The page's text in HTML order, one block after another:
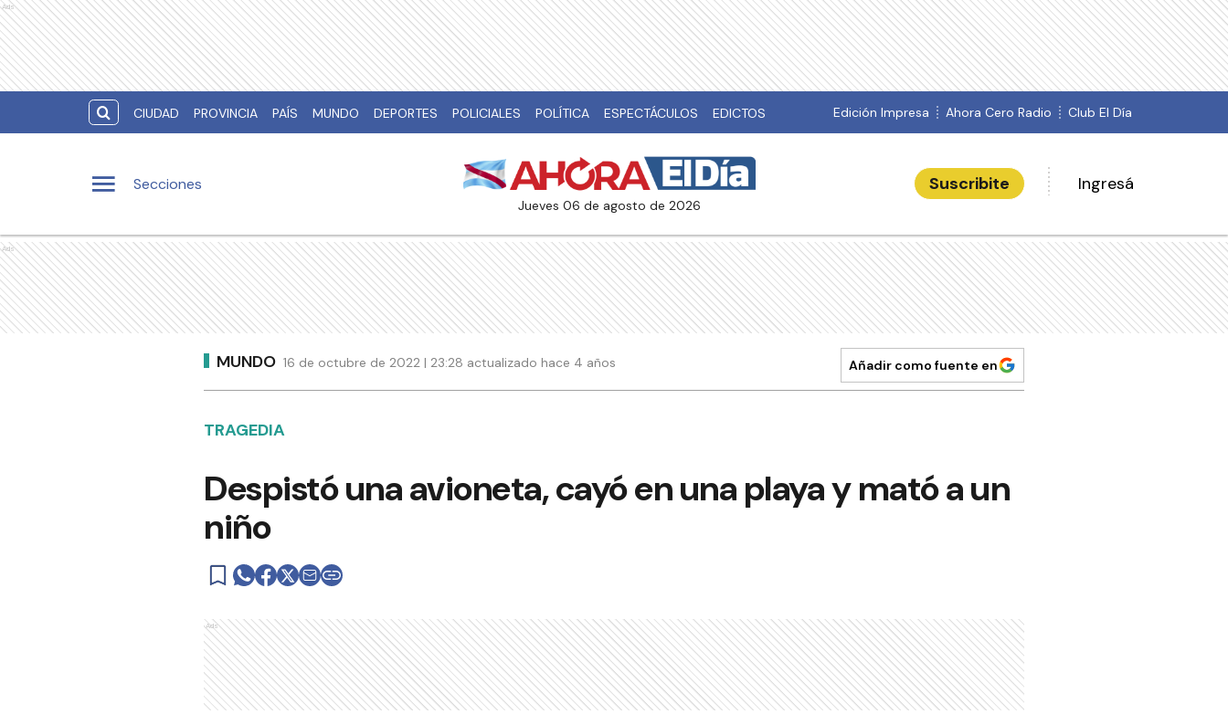
Ads
CIUDAD PROVINCIA PAÍS MUNDO DEPORTES POLICIALES POLÍTICA ESPECTÁCULOS EDICTOS Edición Impresa Ahora Cero Radio Club El Día
Secciones
jueves 06 de agosto de 2026
Suscribite Ingresá
Ads
MUNDO 16 de octubre de 2022 | 23:28 actualizado hace 4 años Añadir como fuente en
TRAGEDIA
Despistó una avioneta, cayó en una playa y mató a un
niño
Ads